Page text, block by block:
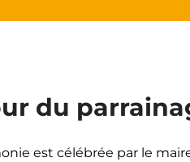
du
est célébrée par le